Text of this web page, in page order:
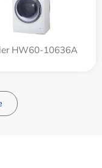
HW60-10636A